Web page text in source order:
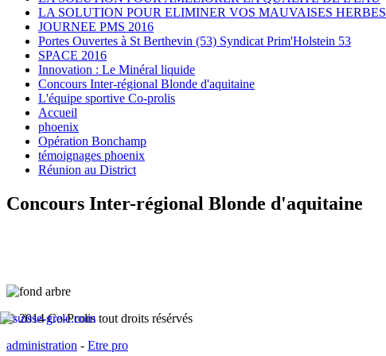
LA SOLUTION POUR ELIMINER VOS MAUVAISES HERBES
JOURNEE PMS 2016
Portes Ouvertes à St Berthevin (53) Syndicat Prim'Holstein 53
SPACE 2016
Innovation : Le Minéral liquide
Concours Inter-régional Blonde d'aquitaine
L'équipe sportive Co-prolis
Accueil
phoenix
Opération Bonchamp
témoignages phoenix
Réunion au District
Concours Inter-régional Blonde d'aquitaine
© 2014 Co-Prolis tout droits résérvés
administration - Etre pro